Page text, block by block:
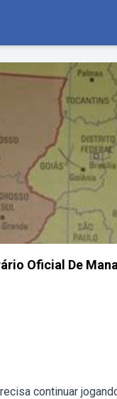
Oficial De
continuar